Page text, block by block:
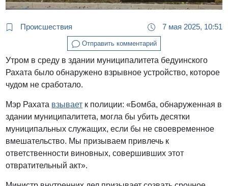
Происшествия 7 мая 2025, 10:51
Отправить комментарий
Утром в среду в здании муниципалитета бедуинского
Рахата было обнаружено взрывное устройство, которое
чудом не сработало.
Мэр Рахата взывает к полиции: «Бомба, обнаруженная в
здании муниципалитета, могла бы убить десятки
муниципальных служащих, если бы не своевременное
вмешательство. Мы призываем привлечь к
ответственности виновных, совершивших этот
отвратительный акт».